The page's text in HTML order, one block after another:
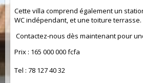
Cette villa comprend également un
WC indépendant, et une toiture terrasse.
Contactez-nous dès maintenant pour
Prix : 165 000 000 fcfa
Tel : 78 127 40 32